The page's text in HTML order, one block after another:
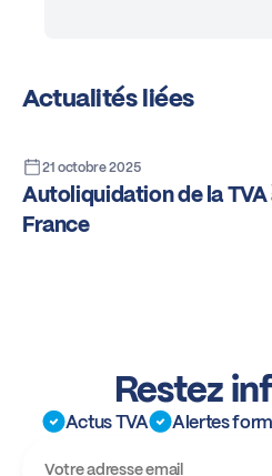
Actualités liées
21 octobre 2025
Autoliquidation de la
France
Restez
Actus TVA Alertes